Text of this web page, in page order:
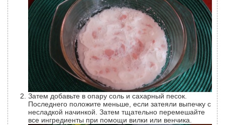
Затем добавьте в опару соль и сахарный песок.
Последнего положите меньше, если затеяли выпечку с
несладкой начинкой. Затем тщательно перемешайте
все ингредиенты при помощи вилки или венчика.